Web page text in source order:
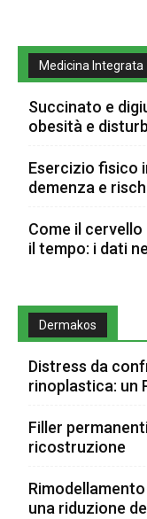
Medicina Integrata
Succinato e
obesità e
Esercizio fisico
demenza e
Come il
il tempo: i dati
Dermakos
Distress da
rinoplastica: un
Filler
ricostruzione
una riduzione